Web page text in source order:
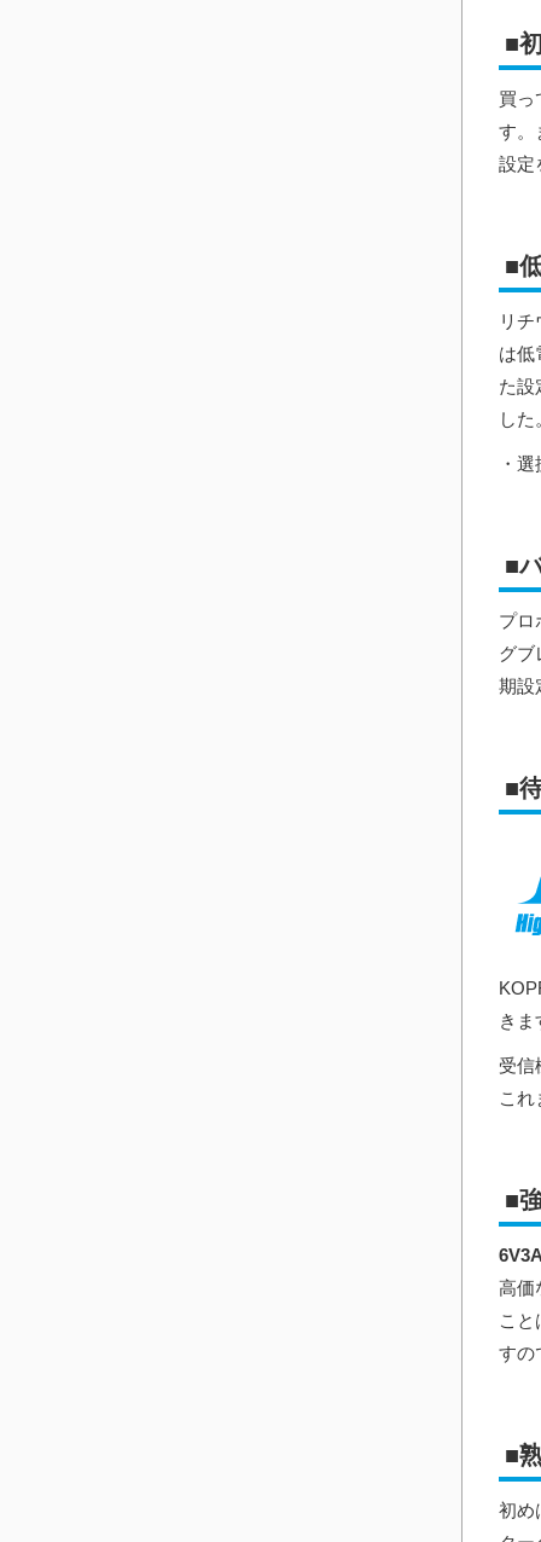
■
買っ
す。
設定
■
リ
は低
た設
し
・
■
プロ
グブ
期設
■
きま
受信
これ
■
高価
こ
すの
■
初め